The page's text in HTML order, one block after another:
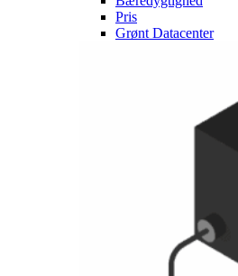
Pris
Grønt Datacenter